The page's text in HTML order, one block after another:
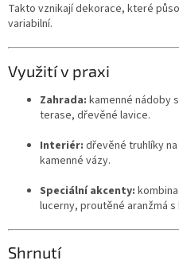
Takto vznikají dekorace, které
variabilní.
Využití v praxi
Zahrada: kamenné nádoby
terase, dřevěné lavice.
Interiér: dřevěné truhlíky
kamenné vázy.
Speciální akcenty:
lucerny, proutěné aranžmá s
Shrnutí